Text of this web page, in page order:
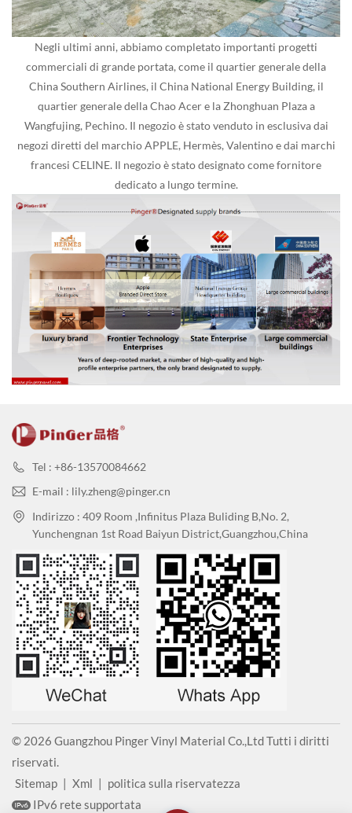
Negli ultimi anni, abbiamo completato importanti progetti
commerciali di grande portata, come il quartier generale della
China Southern Airlines, il China National Energy Building, il
quartier generale della Chao Acer e la Zhonghuan Plaza a
Wangfujing, Pechino. Il negozio è stato venduto in esclusiva dai
negozi diretti del marchio APPLE, Hermès, Valentino e dai marchi
francesi CELINE. Il negozio è stato designato come fornitore
dedicato a lungo termine.
Tel : +86-13570084662
E-mail : lily.zheng@pinger.cn
Indirizzo : 409 Room ,Infinitus Plaza Buliding B,No. 2,
Yunchengnan 1st Road Baiyun District,Guangzhou,China
© 2026 Guangzhou Pinger Vinyl Material Co.,Ltd Tutti i diritti
riservati.
Sitemap | Xml | politica sulla riservatezza
IPv6 rete supportata